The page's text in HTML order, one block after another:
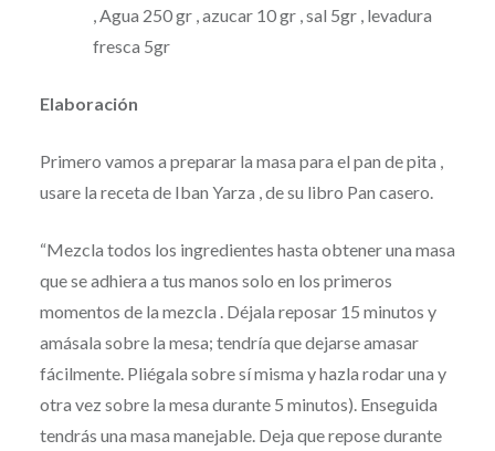
, Agua 250 gr , azucar 10 gr , sal 5gr , levadura
fresca 5gr
Elaboración
Primero vamos a preparar la masa para el pan de pita ,
usare la receta de Iban Yarza , de su libro Pan casero.
“Mezcla todos los ingredientes hasta obtener una masa
que se adhiera a tus manos solo en los primeros
momentos de la mezcla . Déjala reposar 15 minutos y
amásala sobre la mesa; tendría que dejarse amasar
fácilmente. Pliégala sobre sí misma y hazla rodar una y
otra vez sobre la mesa durante 5 minutos). Enseguida
tendrás una masa manejable. Deja que repose durante